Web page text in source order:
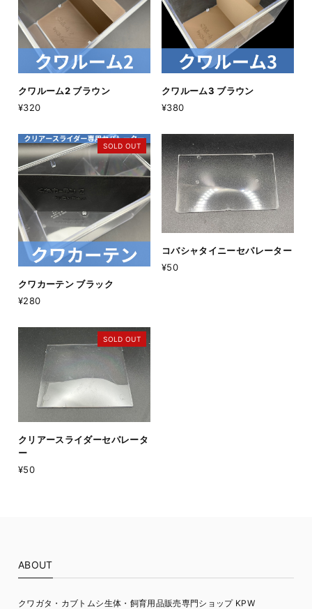
クワルーム2 ブラウン
¥320
クワルーム3 ブラウン
¥380
SOLD OUT
クワカーテン ブラック
¥280
コバシャタイニーセパレーター
¥50
SOLD OUT
クリアースライダーセパレータ
ー
¥50
ABOUT
クワガタ・カブトムシ生体・飼育用品販売専門ショップ KPW